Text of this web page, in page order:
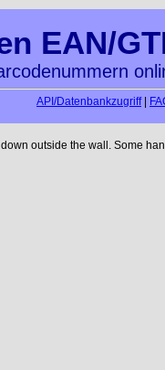
EAN/
API/Datenbankzugriff|
outside the wall. Some